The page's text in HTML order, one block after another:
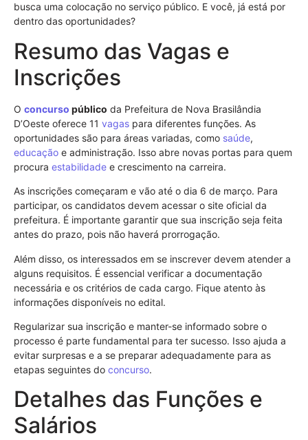
busca uma colocação no serviço público. E você, já está por
dentro das oportunidades?
Resumo das Vagas e
Inscrições
O concurso público da Prefeitura de Nova Brasilândia
D’Oeste oferece 11 vagas para diferentes funções. As
oportunidades são para áreas variadas, como saúde,
educação e administração. Isso abre novas portas para quem
procura estabilidade e crescimento na carreira.
As inscrições começaram e vão até o dia 6 de março. Para
participar, os candidatos devem acessar o site oficial da
prefeitura. É importante garantir que sua inscrição seja feita
antes do prazo, pois não haverá prorrogação.
Além disso, os interessados em se inscrever devem atender a
alguns requisitos. É essencial verificar a documentação
necessária e os critérios de cada cargo. Fique atento às
informações disponíveis no edital.
Regularizar sua inscrição e manter-se informado sobre o
processo é parte fundamental para ter sucesso. Isso ajuda a
evitar surpresas e a se preparar adequadamente para as
etapas seguintes do concurso.
Detalhes das Funções e
Salários